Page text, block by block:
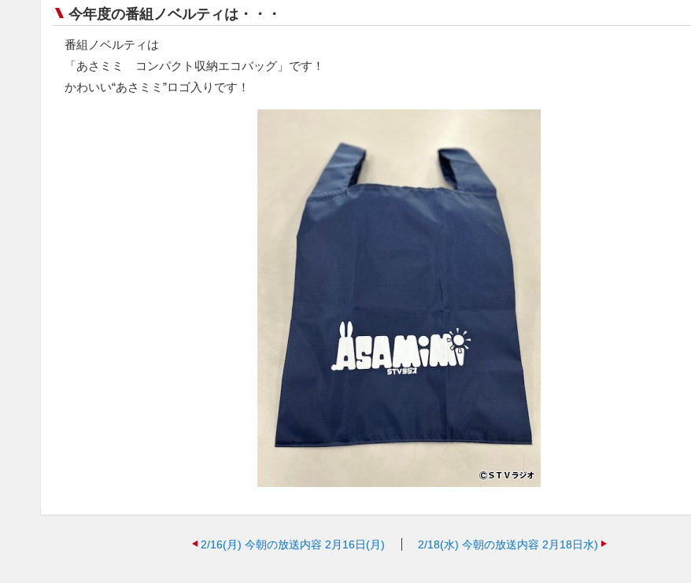
今年度の番組ノベルティは・・・
番組ノベルティは
「あさミミ コンパクト収納エコバッグ」です！
かわいい“あさミミ”ロゴ入りです！
2/16(月) 今朝の放送内容 2月16日(月) 2/18(水) 今朝の放送内容 2月18日水)